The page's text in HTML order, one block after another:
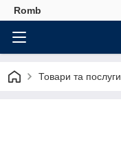
Romb
Товари та послуги